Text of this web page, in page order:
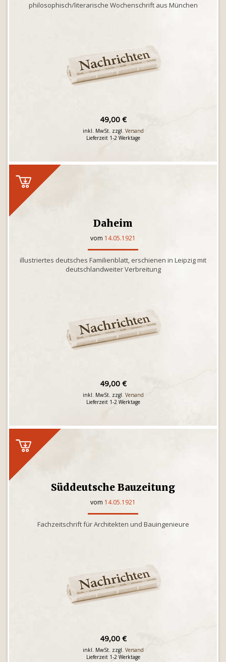
philosophisch/literarische Wochenschrift aus München
49,00 €
inkl. MwSt. zzgl. Versand
Lieferzeit 1-2 Werktage
Daheim
vom 14.05.1921
illustriertes deutsches Familienblatt, erschienen in Leipzig mit
deutschlandweiter Verbreitung
49,00 €
inkl. MwSt. zzgl. Versand
Lieferzeit 1-2 Werktage
Süddeutsche Bauzeitung
vom 14.05.1921
Fachzeitschrift für Architekten und Bauingenieure
49,00 €
inkl. MwSt. zzgl. Versand
Lieferzeit 1-2 Werktage